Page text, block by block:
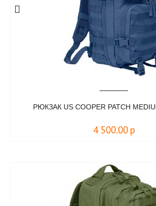
РЮКЗАК US COOPER PATCH
4 500.00 р